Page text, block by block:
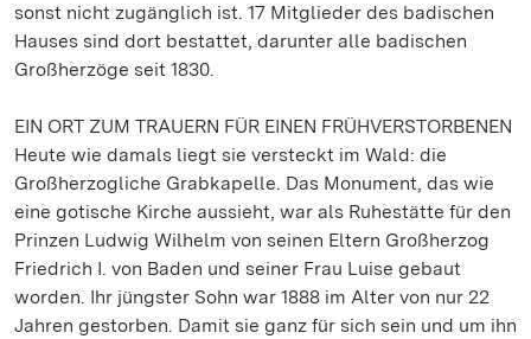
sonst nicht zugänglich ist. 17 Mitglieder des badischen
Hauses sind dort bestattet, darunter alle badischen
Großherzöge seit 1830.
EIN ORT ZUM TRAUERN FÜR EINEN FRÜHVERSTORBENEN
Heute wie damals liegt sie versteckt im Wald: die
Großherzogliche Grabkapelle. Das Monument, das wie
eine gotische Kirche aussieht, war als Ruhestätte für den
Prinzen Ludwig Wilhelm von seinen Eltern Großherzog
Friedrich I. von Baden und seiner Frau Luise gebaut
worden. Ihr jüngster Sohn war 1888 im Alter von nur 22
Jahren gestorben. Damit sie ganz für sich sein und um ihn